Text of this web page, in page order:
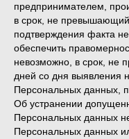
предпринимателем,
в срок, не
подтверждения факта
обеспечить
невозможно, в срок, не
дней со дня выявления
Персональных данных,
Об устранении
Персональных данных
Персональных данных